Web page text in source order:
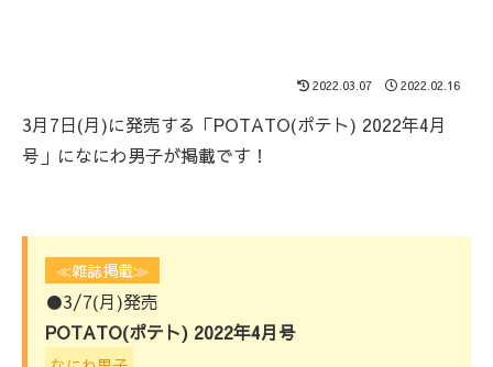
2022.03.07 2022.02.16
3月7日(月)に発売する「POTATO(ポテト) 2022年4月
号」になにわ男子が掲載です！
≪雑誌掲載≫
●3/7(月)発売
POTATO(ポテト) 2022年4月号